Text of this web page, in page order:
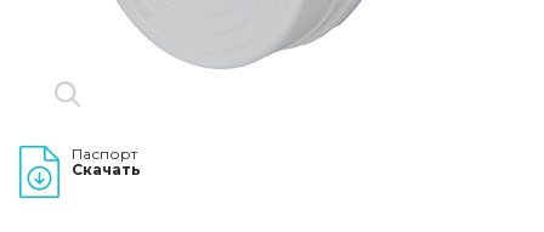
Паспорт
Скачать